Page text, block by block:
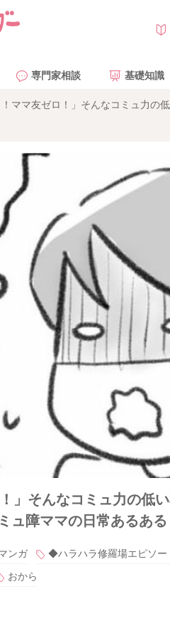
専門家相談 基礎知識
！ママ友ゼロ！」そんなコミュ力
」そんなコミュ力の低
障ママの日常あるある
ンガ ◆ハラハラ修羅場エピソー
おから